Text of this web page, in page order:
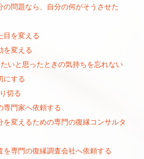
の問題なら、自分の何がそうさせた
目を変える
を変える
いと思ったときの気持ちを忘れない
にする
切る
専門家へ依頼する
変えるための専門の復縁コンサルタ
専門の復縁調査会社へ依頼する